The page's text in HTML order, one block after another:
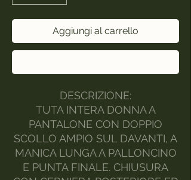
Aggiungi al carrello
DESCRIZIONE:
TUTA INTERA DONNA A
PANTALONE CON DOPPIO
SCOLLO AMPIO SUL DAVANTI, A
MANICA LUNGA A PALLONCINO
E PUNTA FINALE. CHIUSURA